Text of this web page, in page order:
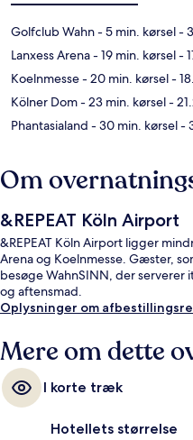
Golfclub Wahn- 5 min. kørsel-
Lanxess Arena- 19 min. kørsel-
Koelnmesse- 20 min. kørsel-
Kölner Dom- 23 min. kørsel-
Phantasialand - 30 min. kørsel-
Om
&REPEAT Köln Airport
&REPEAT Köln Airport ligger
Arena og Koelnmesse. Gæster,
besøge WahnSINN, der serverer
og aftensmad.
Oplysninger om
Mere om dette
I korte træk
Hotellets størrelse